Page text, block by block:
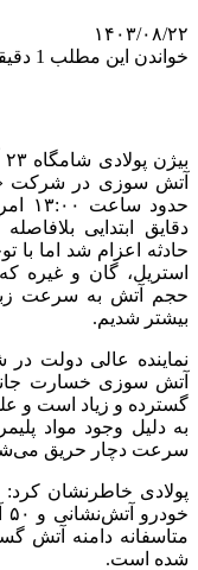
۱۴۰۳/۰۸/۲۲
خواندن این مطلب 1 دقیقه زمان میبرد
آتش سوزی در شرکت
دقایق ابتدایی
حادثه اعزام شد اما با
استریل، گان و غیره
حجم آتش به سرعت
بیشتر شدیم.
نماینده عالی دولت در
آتش سوزی خسارت جانی
گسترده و زیاد است و
به دلیل وجود مواد
سرعت دچار حریق
متاسفانه دامنه آتش
شده است.